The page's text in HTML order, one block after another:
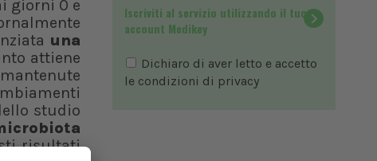
giorni 0 e
una
attiene
studio
risultati
Iscriviti al servizio utilizzando il tuo
account Medikey
Dichiaro di aver letto e accetto
le condizioni di privacy